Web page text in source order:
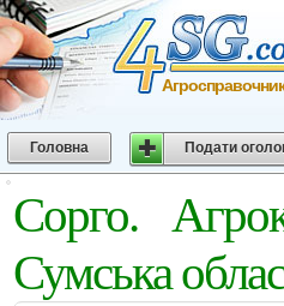
Головна Подати
Сорго.
Сумська